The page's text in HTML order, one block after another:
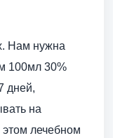
Нам нужна
100мл 30%
дней,
на
лечебном